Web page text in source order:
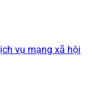
vụ mạng xã hội